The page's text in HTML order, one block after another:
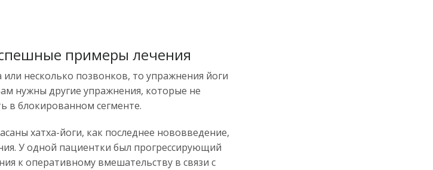
примеры лечения
или несколько позвонков, то упражнения йоги
нужны другие упражнения, которые не
в блокированном сегменте.
хатха-йоги, как последнее нововведение,
У одной пациентки был прогрессирующий
к оперативному вмешательству в связи с